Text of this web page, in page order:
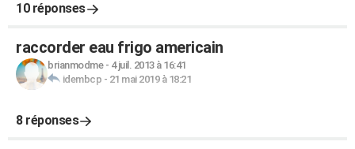
10 réponses
raccorder eau frigo americain
brianmodme- 4 juil. 2013 à 16:41
idembcp - 21 mai 2019 à 18:21
8 réponses